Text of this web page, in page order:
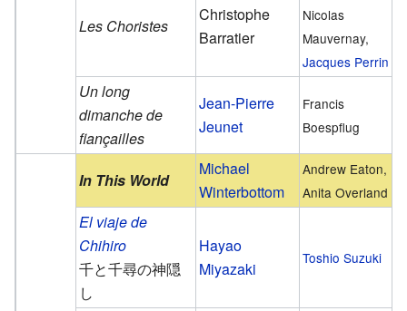
Les Choristes
Christophe
Barratier
Nicolas
Mauvernay,
Jacques Perrin
Un long
dimanche de
fiançailles
Jean-Pierre
Jeunet
Francis
Boespflug
In This World
Michael
Winterbottom
Andrew Eaton,
Anita Overland
El viaje de
Chihiro
千と千尋の神隠
し
Hayao
Miyazaki
Toshio Suzuki